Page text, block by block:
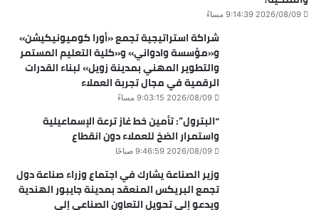
2026/08/09 9:14:39 مساءً
شراكة استراتيجية تجمع «أورا كوميونيكيشن»
و«مؤسسة وادواني» و«كلية التعليم المستمر
والتطوير المهني بمدينة زويل» لبناء القدرات
الرقمية في مجال تجربة العملاء
2026/08/09 9:03:15 مساءً
“البترول”: تأمين خط غاز ترعة الإسماعيلية
واستمرار الضخ للعملاء دون انقطاع
2026/08/09 9:46:59 صباحًا
وزير الصناعة يشارك في اجتماع وزراء صناعة دول
تجمع البريكس المنعقد بمدينة جايبور الهندية
ويدعو إلى تحويل التعاون الصناعي إلى